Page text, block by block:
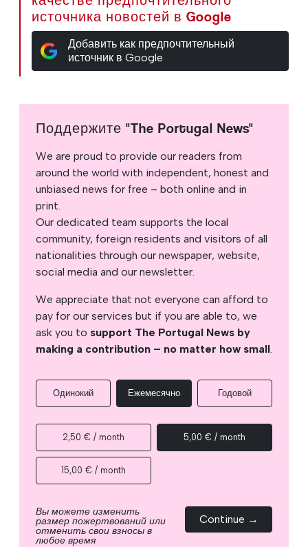
источника новостей в Google
Добавить как предпочтительный
источник в Google
Поддержите "The Portugal News"
We are proud to provide our readers from
around the world with independent, honest and
unbiased news for free – both online and in
print.
Our dedicated team supports the local
community, foreign residents and visitors of all
nationalities through our newspaper, website,
social media and our newsletter.
We appreciate that not everyone can afford to
pay for our services but if you are able to, we
ask you to support The Portugal News by
making a contribution – no matter how small.
Одинокий Ежемесячно Годовой
2,50 € / month 5,00 € / month
15,00 € / month
Вы можете изменить
размер пожертвований или
отменить свои взносы в
любое время
Continue →